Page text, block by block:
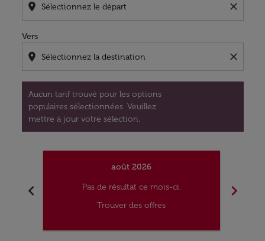
location_on close
Vers
location_on close
Aucun tarif trouvé pour les options
populaires sélectionnées. Veuillez
mettre à jour votre sélection.
chevron_left
août 2026
Pas de résultat ce mois-ci.
Trouver des offres
chevron_right